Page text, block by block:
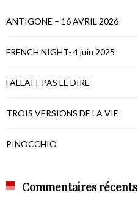
ANTIGONE – 16 AVRIL 2026
FRENCH NIGHT- 4 juin 2025
FALLAIT PAS LE DIRE
TROIS VERSIONS DE LA VIE
PINOCCHIO
Commentaires récents